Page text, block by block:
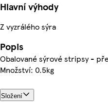
Hlavní výhody
Z vyzrálého sýra
Popis
Obalované sýrové stripsy -
Množství: 0.5kg
Složení